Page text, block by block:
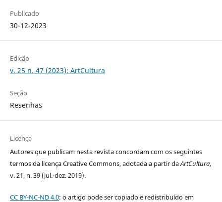
Publicado
30-12-2023
Edição
v. 25 n. 47 (2023): ArtCultura
Seção
Resenhas
Licença
Autores que publicam nesta revista concordam com os seguintes
termos da licença Creative Commons, adotada a partir daArtCultura,
v. 21, n. 39 (jul.-dez. 2019).
CC BY-NC-ND 4.0: o artigo pode ser copiado e redistribuído em